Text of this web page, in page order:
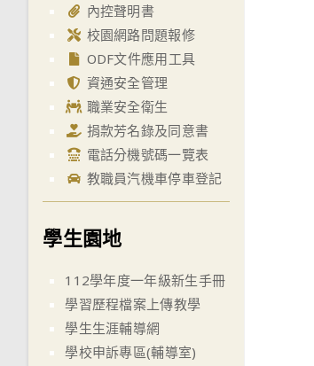
內控聲明書
校園網路問題報修
ODF文件應用工具
資通安全管理
職業安全衛生
捐款芳名錄及同意書
電話分機號碼一覽表
教職員汽機車停車登記
學生園地
112學年度一年級新生手冊
學習歷程檔案上傳教學
學生生涯輔導網
學校申訴專區(輔導室)